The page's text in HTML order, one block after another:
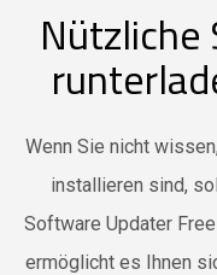
Wenn Sie nicht
installieren sind,
Software Updater
ermöglicht es Ihnen